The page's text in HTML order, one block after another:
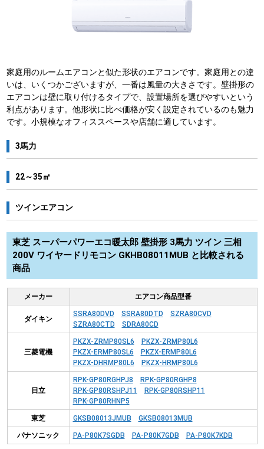
家庭用のルームエアコンと似た形状のエアコンです。家庭用との違
いは、いくつかございますが、一番は風量の大きさです。壁掛形の
エアコンは壁に取り付けるタイプで、設置場所を選びやすいという
利点があります。他形状に比べ価格が安く設定されているのも魅力
です。小規模なオフィススペースや店舗に適しています。
3馬力
22～35㎡
ツインエアコン
東芝 スーパーパワーエコ暖太郎 壁掛形 3馬力 ツイン 三相
200V ワイヤードリモコン GKHB08011MUB と比較される
商品
メーカー エアコン商品型番
ダイキン
SSRA80DVD SSRA80DTD
SZRA80CVD
SZRA80CTD
SDRA80CD
三菱電機
PKZX-ZRMP80SL6
PKZX-ZRMP80L6
PKZX-ERMP80SL6
PKZX-ERMP80L6
PKZX-DHRMP80L6
PKZX-HRMP80L6
日立
RPK-GP80RGHPJ8
RPK-GP80RGHP8
RPK-GP80RSHPJ11
RPK-GP80RSHP11
RPK-GP80RHNP5
東芝 GKSB08013JMUB GKSB08013MUB
パナソニック PA-P80K7SGDB PA-P80K7GDB PA-P80K7KDB